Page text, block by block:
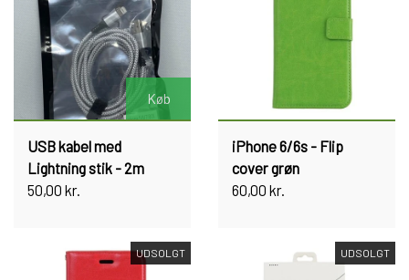
Køb
USB kabel med
Lightning stik - 2m
50,00 kr.
iPhone 6/6s - Flip
cover grøn
60,00 kr.
UDSOLGT UDSOLGT